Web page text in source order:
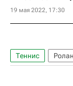
19 мая 2022, 17:30
Теннис